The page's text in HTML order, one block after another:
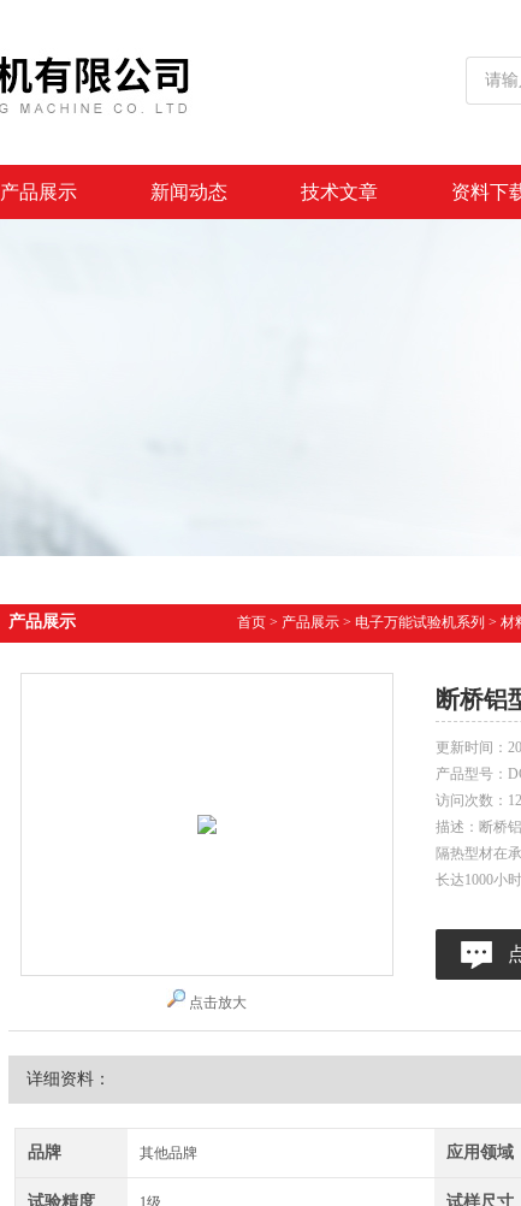
产品展示 新闻动态 技术文章 资料下
产品展示 首页> 产品展示> 电子万能试验机系列 > 材
点击放大
断桥铝
更新时间：
产品型号：
访问次数：
描述：断桥
隔热型材在
长达1000小
详细资料：
品牌 其他品牌 应用领域
试验精度 1级 试样尺寸